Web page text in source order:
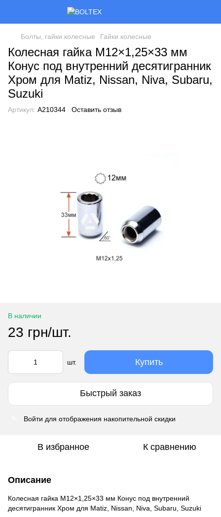
Болты, гайки колесные Гайки колесные
Колесная гайка M12×1,25×33 мм
Конус под внутренний десятигранник
Хром для Matiz, Nissan, Niva, Subaru,
Suzuki
Артикул: A210344 Оставить отзыв
В наличии
23 грн/шт.
шт. Купить
Быстрый заказ
Войти для отображения накопительной скидки
В избранное К сравнению
Описание
Колесная гайка M12×1,25×33 мм Конус под внутренний
десятигранник Хром для Matiz, Nissan, Niva, Subaru, Suzuki